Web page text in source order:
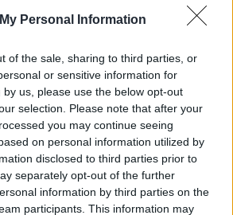
Personal Information
of the sale, sharing to third parties, or
or sensitive information for
us, please use the below opt-out
selection. Please note that after your
you may continue seeing
on personal information utilized by
disclosed to third parties prior to
separately opt-out of the further
information by third parties on the
participants. This information may
craint un risque
oméga-3 ?
il n’est pas nécessaire de
Tracy Parker précise que ces recherches
ceux qui prennent déjà des
poisson. Elle ajoute cependant que ce
en commencer sans avis médical,